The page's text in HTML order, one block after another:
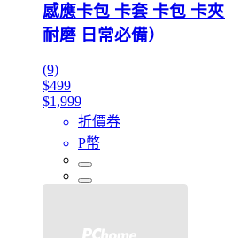
感應卡包 卡套 卡包 卡
耐磨 日常必備）
(9)
$499
$1,999
折價券
P幣